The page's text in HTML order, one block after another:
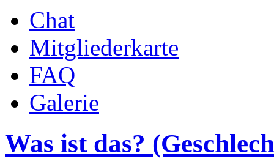
Chat
Mitgliederkarte
FAQ
Galerie
Was ist das?